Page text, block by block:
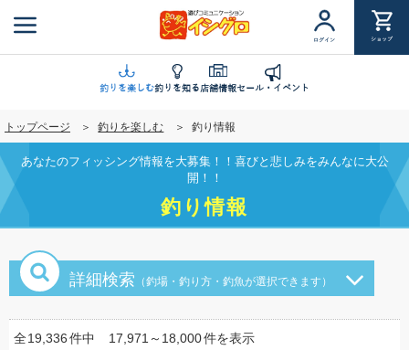
ン
に
移
動
ログイン ショップ
釣りを楽しむ釣りを知る店舗情報セール・イベント
トップページ 釣りを楽しむ 釣り情報
あなたのフィッシング情報を大募集！！喜びと悲しみをみんなに大公
開！！
釣り情報
詳細検索 （釣場・釣り方・釣魚が選択できます）
全19,336件中 17,971～18,000件を表示